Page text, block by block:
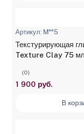
Артикул: M**5
Текстурирующая
Texture Clay 75 мл
(0)
1 900 руб.
В